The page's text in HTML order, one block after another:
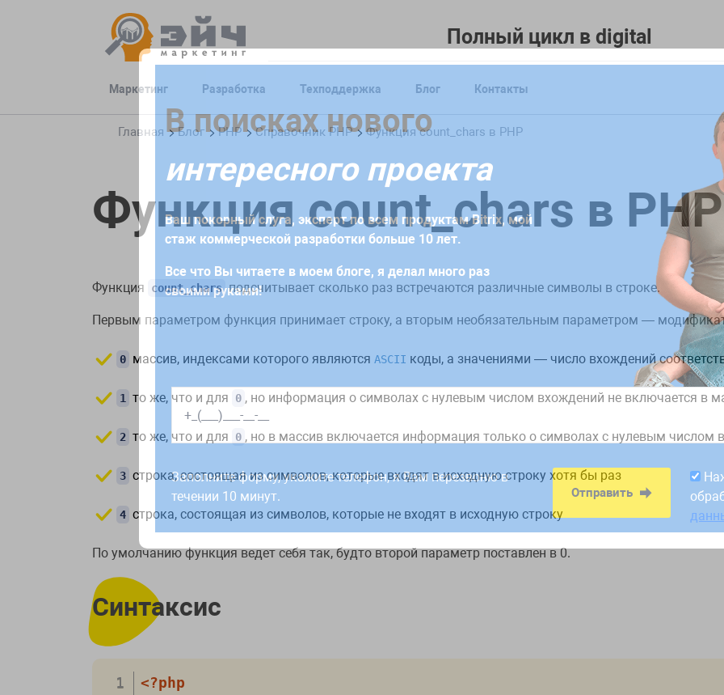
Полный цикл в digital
Маркетинг Разработка Техподдержка Блог Контакты
Главная Блог PHP Справочник PHP Функция count_chars в PHP
Функция count_chars в PHP
Функция count_chars подсчитывает сколько раз встречаются различные символы в строке.
Первым параметром функция принимает строку, а вторым необязательным параметром —
0 массив, индексами которого являются ASCII коды, а значениями — число вхождений
1 то же, что и для 0 , но информация о символах с нулевым числом вхождений не включается в
2 то же, что и для 0 , но в массив включается информация только о символах с нулевым числом
3 строка, состоящая из символов, которые входят в исходную строку хотя бы раз
4 строка, состоящая из символов, которые не входят в исходную строку
По умолчанию функция ведет себя так, будто второй параметр поставлен в 0.
Синтаксис
<?php
Заполните формууже сегодня!
Для начала сотрудничества необходимо заполнить заявку или заказать обратный
получите коммерческое предложение, которое будет содержать индивидуальную
требований и поставленных задач
Работаем по будням с 9:00 до 18:00. Заявки,
рабочий день до 12:00.
В поисках нового
интересного проекта
Ваш покорный слуга, эксперт по всем продуктам Bitrix, мой
стаж коммерческой разработки больше 10 лет.
Все что Вы читаете в моем блоге, я делал много раз
своими руками!
Заполните форму, укажите телефон, я Вам перезвоню в
течении 10 минут.
Отправить